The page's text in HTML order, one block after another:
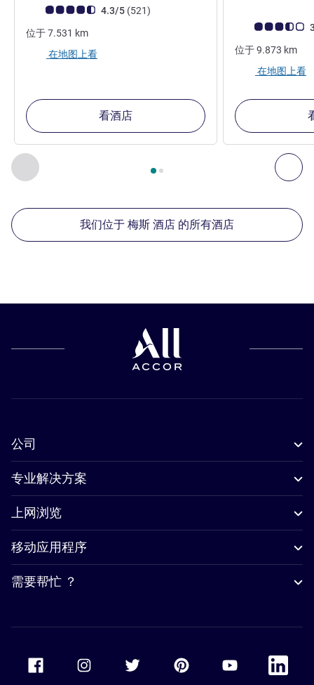
上一个 - 我们在附近的其他酒店 下
第 1页，共 , 我们在附近的其他酒店 1 :, 我们在附近的
客户意见评级 (ALL 评级)
4.3/5 (521评论
)
位于7.531 km
在地图上看
看酒店
客户意见评级
位于9.873 km
在地图上看
我们位于 梅斯 酒店 的所有酒店
公司
专业解决方案
上网浏览
移动应用程序
需要帮忙 ？
Accor Youtube
Accor